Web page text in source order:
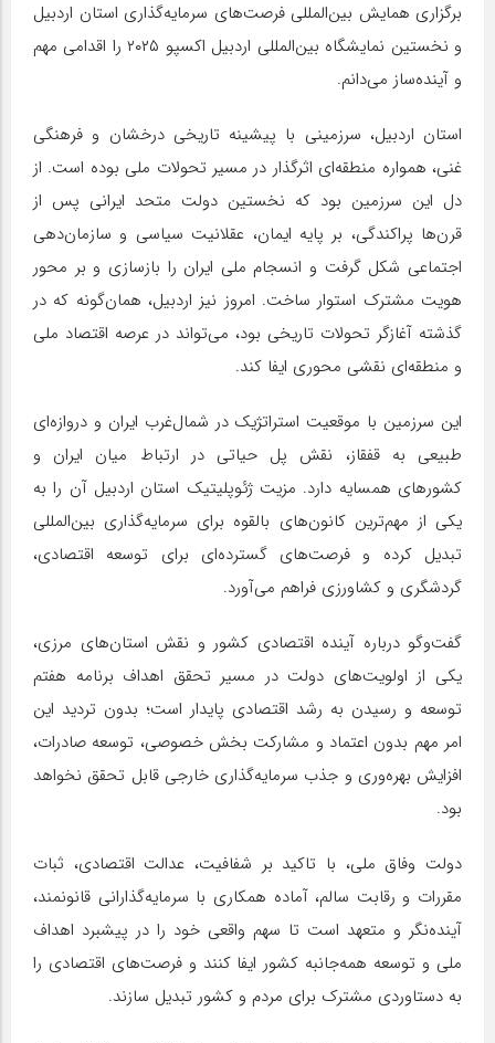
برگزاری همایش بین‌المللی فرصت‌های سرمایه‌گذاری استان اردبیل
و نخستین نمایشگاه بین‌المللی اردبیل اکسپو ۲۰۲۵ را اقدامی مهم
و آینده‌ساز می‌دانم.
استان اردبیل، سرزمینی با پیشینه تاریخی درخشان و فرهنگی
غنی، همواره منطقه‌ای اثرگذار در مسیر تحولات ملی بوده است. از
دل این سرزمین بود که نخستین دولت متحد ایرانی پس از
قرن‌ها پراکندگی، بر پایه ایمان، عقلانیت سیاسی و سازمان‌دهی
اجتماعی شکل گرفت و انسجام ملی ایران را بازسازی و بر محور
هویت مشترک استوار ساخت. امروز نیز اردبیل، همان‌گونه که در
گذشته آغازگر تحولات تاریخی بود، می‌تواند در عرصه اقتصاد ملی
و منطقه‌ای نقشی محوری ایفا کند.
این سرزمین با موقعیت استراتژیک در شمال‌غرب ایران و دروازه‌ای
طبیعی به قفقاز، نقش پل حیاتی در ارتباط میان ایران و
کشورهای همسایه دارد. مزیت ژئوپلیتیک استان اردبیل آن را به
یکی از مهم‌ترین کانون‌های بالقوه برای سرمایه‌گذاری بین‌المللی
تبدیل کرده و فرصت‌های گسترده‌ای برای توسعه اقتصادی،
گردشگری و کشاورزی فراهم می‌آورد.
گفت‌وگو درباره آینده اقتصادی کشور و نقش استان‌های مرزی،
یکی از اولویت‌های دولت در مسیر تحقق اهداف برنامه هفتم
توسعه و رسیدن به رشد اقتصادی پایدار است؛ بدون تردید این
امر مهم بدون اعتماد و مشارکت بخش خصوصی، توسعه صادرات،
افزایش بهره‌وری و جذب سرمایه‌گذاری خارجی قابل تحقق نخواهد
بود.
دولت وفاق ملی، با تاکید بر شفافیت، عدالت اقتصادی، ثبات
مقررات و رقابت سالم، آماده همکاری با سرمایه‌گذارانی قانونمند،
آینده‌نگر و متعهد است تا سهم واقعی خود را در پیشبرد اهداف
ملی و توسعه همه‌جانبه کشور ایفا کنند و فرصت‌های اقتصادی را
به دستاوردی مشترک برای مردم و کشور تبدیل سازند.